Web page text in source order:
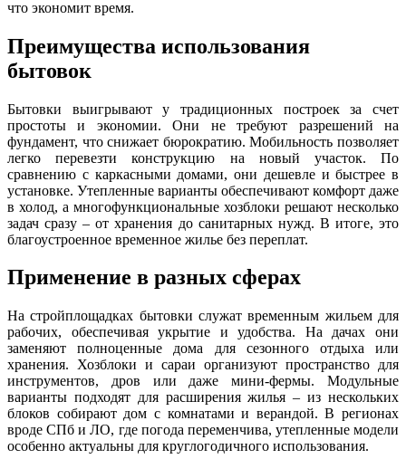
что экономит время.
Преимущества использования
бытовок
Бытовки выигрывают у традиционных построек за счет
простоты и экономии. Они не требуют разрешений на
фундамент, что снижает бюрократию. Мобильность позволяет
легко перевезти конструкцию на новый участок. По
сравнению с каркасными домами, они дешевле и быстрее в
установке. Утепленные варианты обеспечивают комфорт даже
в холод, а многофункциональные хозблоки решают несколько
задач сразу – от хранения до санитарных нужд. В итоге, это
благоустроенное временное жилье без переплат.
Применение в разных сферах
На стройплощадках бытовки служат временным жильем для
рабочих, обеспечивая укрытие и удобства. На дачах они
заменяют полноценные дома для сезонного отдыха или
хранения. Хозблоки и сараи организуют пространство для
инструментов, дров или даже мини-фермы. Модульные
варианты подходят для расширения жилья – из нескольких
блоков собирают дом с комнатами и верандой. В регионах
вроде СПб и ЛО, где погода переменчива, утепленные модели
особенно актуальны для круглогодичного использования.